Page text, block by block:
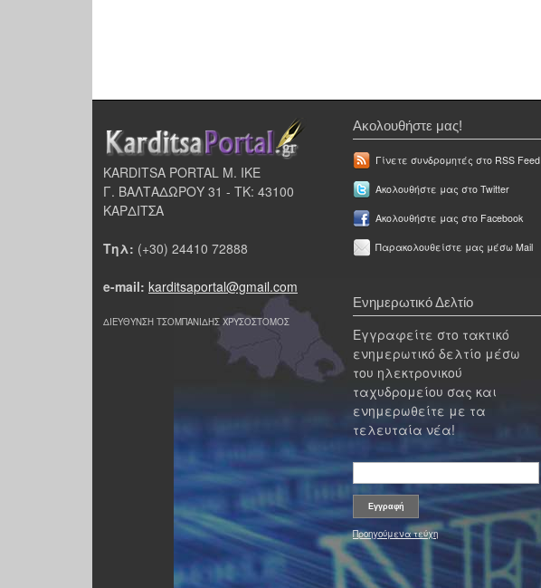
KARDITSA PORTAL Μ. ΙΚΕ
Γ. ΒΑΛΤΑΔΩΡΟΥ 31 - ΤΚ: 43100
ΚΑΡΔΙΤΣΑ
Τηλ: (+30) 24410 72888
e-mail: karditsaportal@gmail.com
ΔΙΕΥΘΥΝΣΗ ΤΣΟΜΠΑΝΙΔΗΣ ΧΡΥΣΟΣΤΟΜΟΣ
Ακολουθήστε μας!
Γίνετε συνδρομητές στο RSS Feed
Ακολουθήστε μας στο Twitter
Ακολουθήστε μας στο Facebook
Παρακολουθείστε μας μέσω Mail
Ενημερωτικό Δελτίο
Εγγραφείτε στο τακτικό
ενημερωτικό δελτίο μέσω
του ηλεκτρονικού
ταχυδρομείου σας και
ενημερωθείτε με τα
τελευταία νέα!
Προηγούμενα τεύχη